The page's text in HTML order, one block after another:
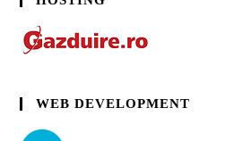
WEB DEVELOPMENT